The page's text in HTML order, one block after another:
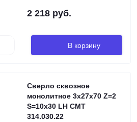
2 218 руб.
В корзину
Сверло сквозное
монолитное 3x27x70 Z=2
S=10x30 LH CMT
314.030.22